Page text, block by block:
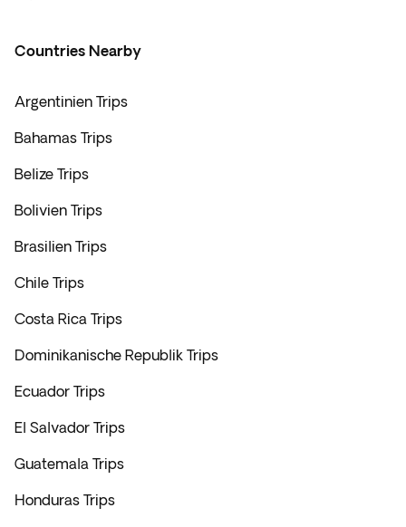
Countries Nearby
Argentinien Trips
Bahamas Trips
Belize Trips
Bolivien Trips
Brasilien Trips
Chile Trips
Costa Rica Trips
Dominikanische Republik Trips
Ecuador Trips
El Salvador Trips
Guatemala Trips
Honduras Trips